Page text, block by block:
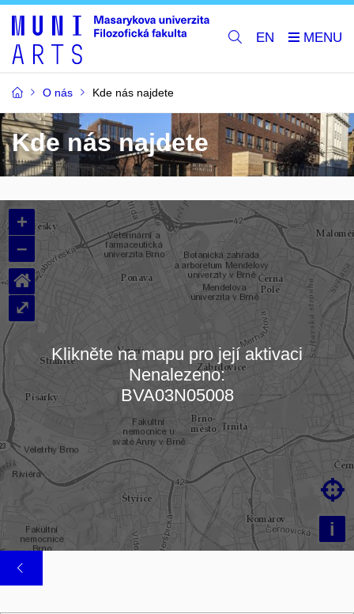
EN
O nás Kde nás najdete
Kde nás najdete
Načítám mapu…
+
–
i

⌂
⤢
Klikněte na mapu pro její aktivaci
Nenalezeno:
BVA03N05008